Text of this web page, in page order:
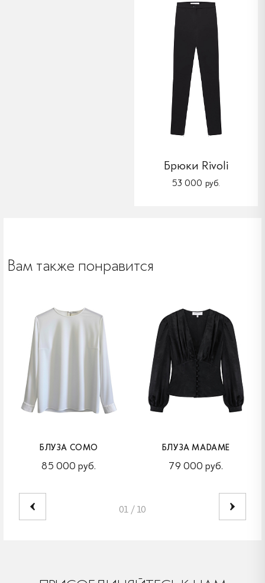
Брюки Rivoli
53 000 руб.
Вам также понравится
БЛУЗА COMO
85 000 руб.
БЛУЗА MADAME
79 000 руб.
01 / 10